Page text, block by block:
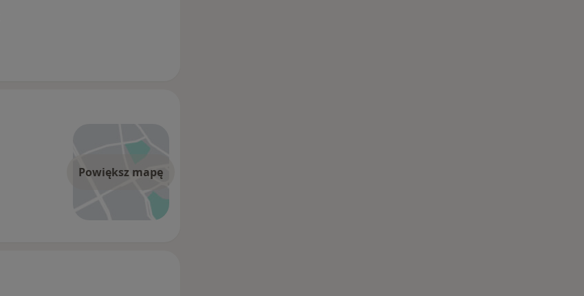
Powiększ mapę